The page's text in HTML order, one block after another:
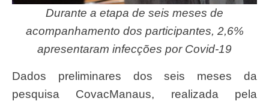
Durante a etapa de seis meses de
acompanhamento dos participantes, 2,6%
apresentaram infecções por Covid-19
Dados preliminares dos seis meses da
pesquisa CovacManaus, realizada pela